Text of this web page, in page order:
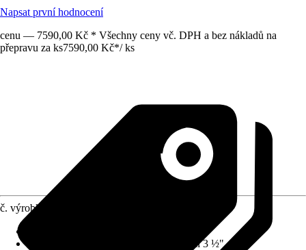
Napsat první hodnocení
cenu — 7590,00 Kč * Všechny ceny vč. DPH a bez nákladů na
přepravu za ks7590,00 Kč*/ ks
č. výrobku
Sítkový otočný ventil 3 ½"